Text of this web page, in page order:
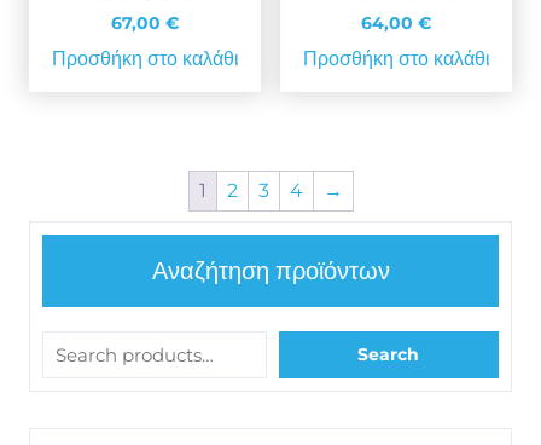
67,00 €
Προσθήκη στο καλάθι
64,00 €
Προσθήκη στο καλάθι
1 2 3 4 →
Αναζήτηση προϊόντων
Search